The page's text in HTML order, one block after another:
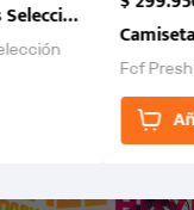
Colombia FCF
Fcf